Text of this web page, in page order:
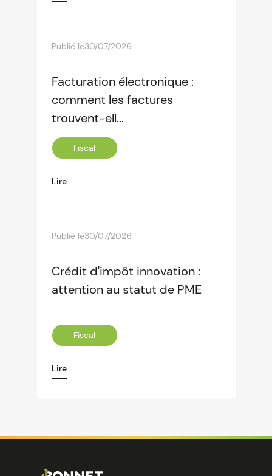
Publié le30/07/2026
Facturation électronique :
comment les factures
trouvent-ell...
Fiscal
Lire
Publié le30/07/2026
Crédit d'impôt innovation :
attention au statut de PME
Fiscal
Lire
Image